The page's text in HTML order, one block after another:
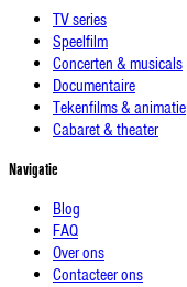
TV series
Speelfilm
Concerten & musicals
Documentaire
Tekenfilms & animatie
Cabaret & theater
Navigatie
Blog
FAQ
Over ons
Contacteer ons